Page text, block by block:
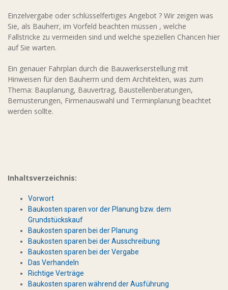
Einzelvergabe oder schlüsselfertiges Angebot ? Wir zeigen was
Sie, als Bauherr, im Vorfeld beachten müssen , welche
Fallstricke zu vermeiden sind und welche speziellen Chancen hier
auf Sie warten.
Ein genauer Fahrplan durch die Bauwerkserstellung mit
Hinweisen für den Bauherrn und dem Architekten, was zum
Thema: Bauplanung, Bauvertrag, Baustellenberatungen,
Bemusterungen, Firmenauswahl und Terminplanung beachtet
werden sollte.
Inhaltsverzeichnis:
Vorwort
Baukosten sparen vor der Planung bzw. dem
Grundstückskauf
Baukosten sparen bei der Planung
Baukosten sparen bei der Ausschreibung
Baukosten sparen bei der Vergabe
Das Verhandeln
Richtige Verträge
Baukosten sparen während der Ausführung